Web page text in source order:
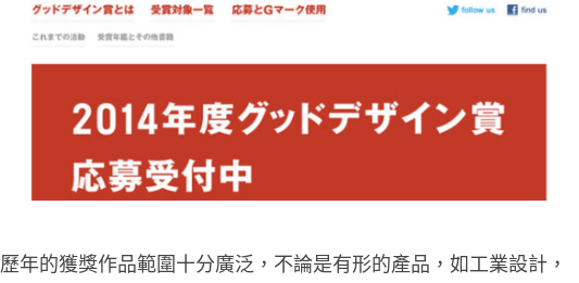
歷年的獲獎作品範圍十分廣泛，不論是有形的產品，如工業設計，